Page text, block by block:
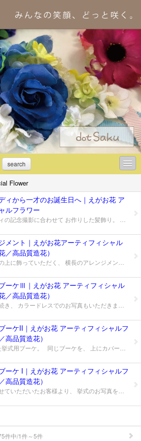
search
ラワーとは
ュー
Flower
ィから一才のお誕生日へ｜えがお花 ア
ルフラワー
メント｜えがお花アーティフィシャル
／高品質造花）
ーケⅢ｜えがお花 アーティフィシャル
／高品質造花）
ーケII｜えがお花 アーティフィシャルフ
高品質造花）
ーケ I｜えがお花 アーティフィシャルフ
高品質造花）
件中/1件～5件